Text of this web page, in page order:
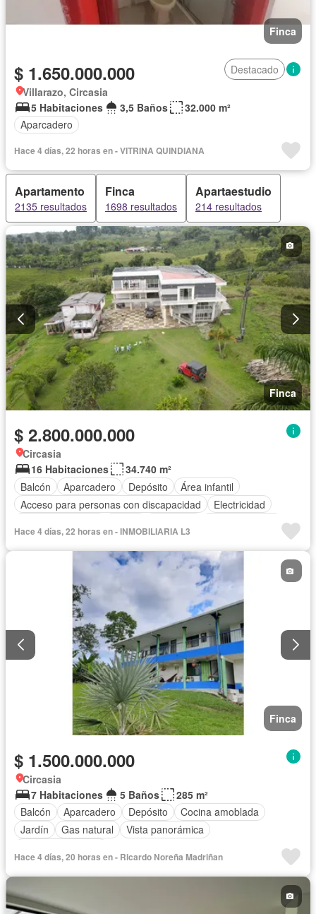
Finca
$ 1.650.000.000
Destacado
Villarazo, Circasia
5 Habitaciones
3,5 Baños
32.000 m²
Aparcadero
Hace 4 días, 22 horas en - VITRINA QUINDIANA
Apartamento
2135 resultados
Finca
1698 resultados
Apartaestudio
214 resultados
Finca
$ 2.800.000.000
Circasia
16 Habitaciones
34.740 m²
Balcón
Aparcadero Depósito
Área infantil
Acceso para personas con discapacidad
Electricidad
Vista panorámica
Cuarto de servicio
Hace 4 días, 22 horas en - INMOBILIARIA L3
Finca
$ 1.500.000.000
Circasia
7 Habitaciones
5 Baños
285 m²
Balcón
Aparcadero Depósito
Cocina amoblada
Jardín
Gas natural
Vista panorámica
Hace 4 días, 20 horas en - Ricardo Noreña Madriñan